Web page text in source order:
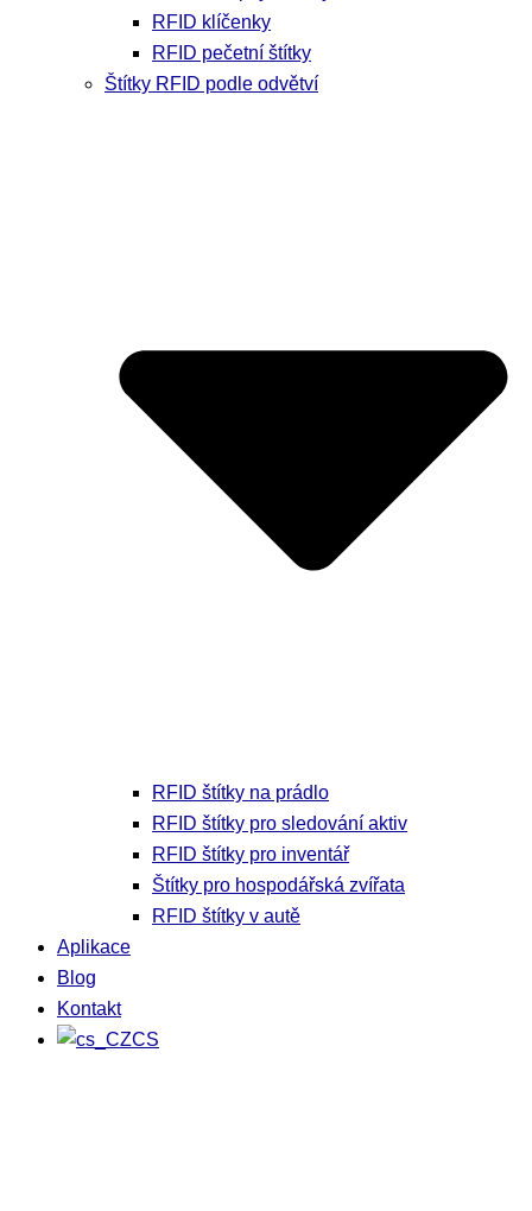
RFID klíčenky
RFID pečetní štítky
Štítky RFID podle odvětví
RFID štítky na prádlo
RFID štítky pro sledování aktiv
RFID štítky pro inventář
Štítky pro hospodářská zvířata
RFID štítky v autě
Aplikace
Blog
Kontakt
CS